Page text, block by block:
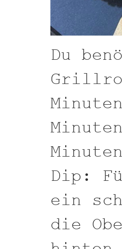
Du
Dip:
ein
die